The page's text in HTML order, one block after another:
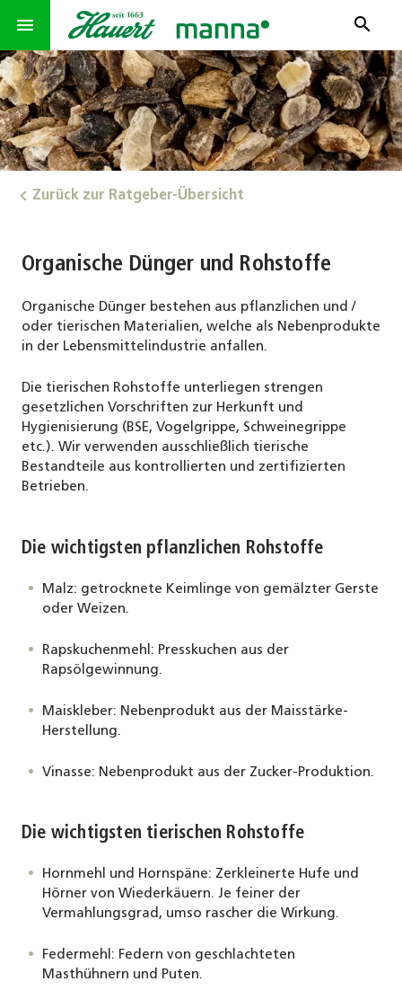
menu search
Zurück zur Ratgeber-Übersicht
Organische Dünger und Rohstoffe
Organische Dünger bestehen aus pflanzlichen und /
oder tierischen Materialien, welche als Nebenprodukte
in der Lebensmittelindustrie anfallen.
Die tierischen Rohstoffe unterliegen strengen
gesetzlichen Vorschriften zur Herkunft und
Hygienisierung (BSE, Vogelgrippe, Schweinegrippe
etc.). Wir verwenden ausschließlich tierische
Bestandteile aus kontrollierten und zertifizierten
Betrieben.
Die wichtigsten pflanzlichen Rohstoffe
Malz: getrocknete Keimlinge von gemälzter Gerste
oder Weizen.
Rapskuchenmehl: Presskuchen aus der
Rapsölgewinnung.
Maiskleber: Nebenprodukt aus der Maisstärke-
Herstellung.
Vinasse: Nebenprodukt aus der Zucker-Produktion.
Die wichtigsten tierischen Rohstoffe
Hornmehl und Hornspäne: Zerkleinerte Hufe und
Hörner von Wiederkäuern. Je feiner der
Vermahlungsgrad, umso rascher die Wirkung.
Federmehl: Federn von geschlachteten
Masthühnern und Puten.